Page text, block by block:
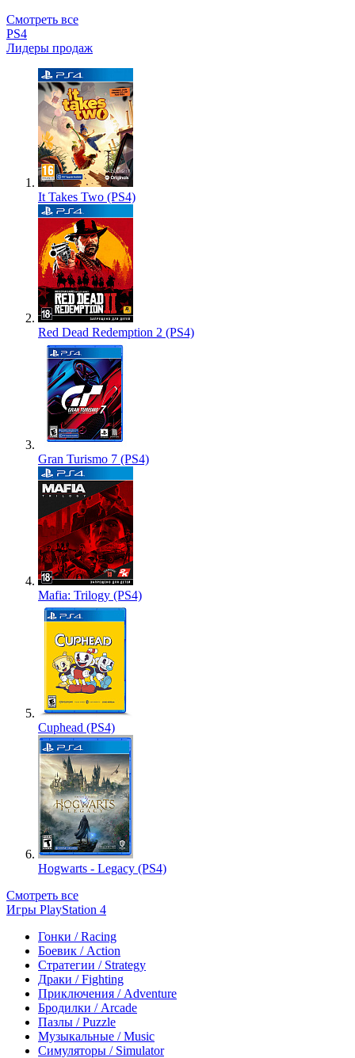
Смотреть все
PS4
Лидеры продаж
It Takes Two (PS4)
Red Dead Redemption 2 (PS4)
Gran Turismo 7 (PS4)
Mafia: Trilogy (PS4)
Cuphead (PS4)
Hogwarts - Legacy (PS4)
Смотреть все
Игры PlayStation 4
Гонки / Racing
Боевик / Action
Стратегии / Strategy
Драки / Fighting
Приключения / Adventure
Бродилки / Arcade
Пазлы / Puzzle
Музыкальные / Music
Симуляторы / Simulator